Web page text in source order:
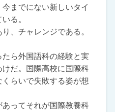
までにない新しいタイ
る。
、チャレンジである。
ら外国語科の経験と実
だ。国際高校に国際科
らいで失敗する姿が想
ってそれが国際教養科